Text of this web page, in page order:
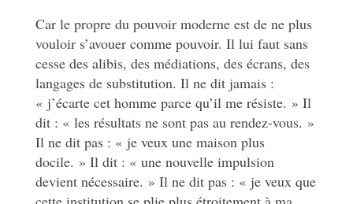
Car le propre du pouvoir moderne est de ne plus
vouloir s’avouer comme pouvoir. Il lui faut sans
cesse des alibis, des médiations, des écrans, des
langages de substitution. Il ne dit jamais :
« j’écarte cet homme parce qu’il me résiste. » Il
dit : « les résultats ne sont pas au rendez-vous. »
Il ne dit pas : « je veux une maison plus
docile. » Il dit : « une nouvelle impulsion
devient nécessaire. » Il ne dit pas : « je veux que